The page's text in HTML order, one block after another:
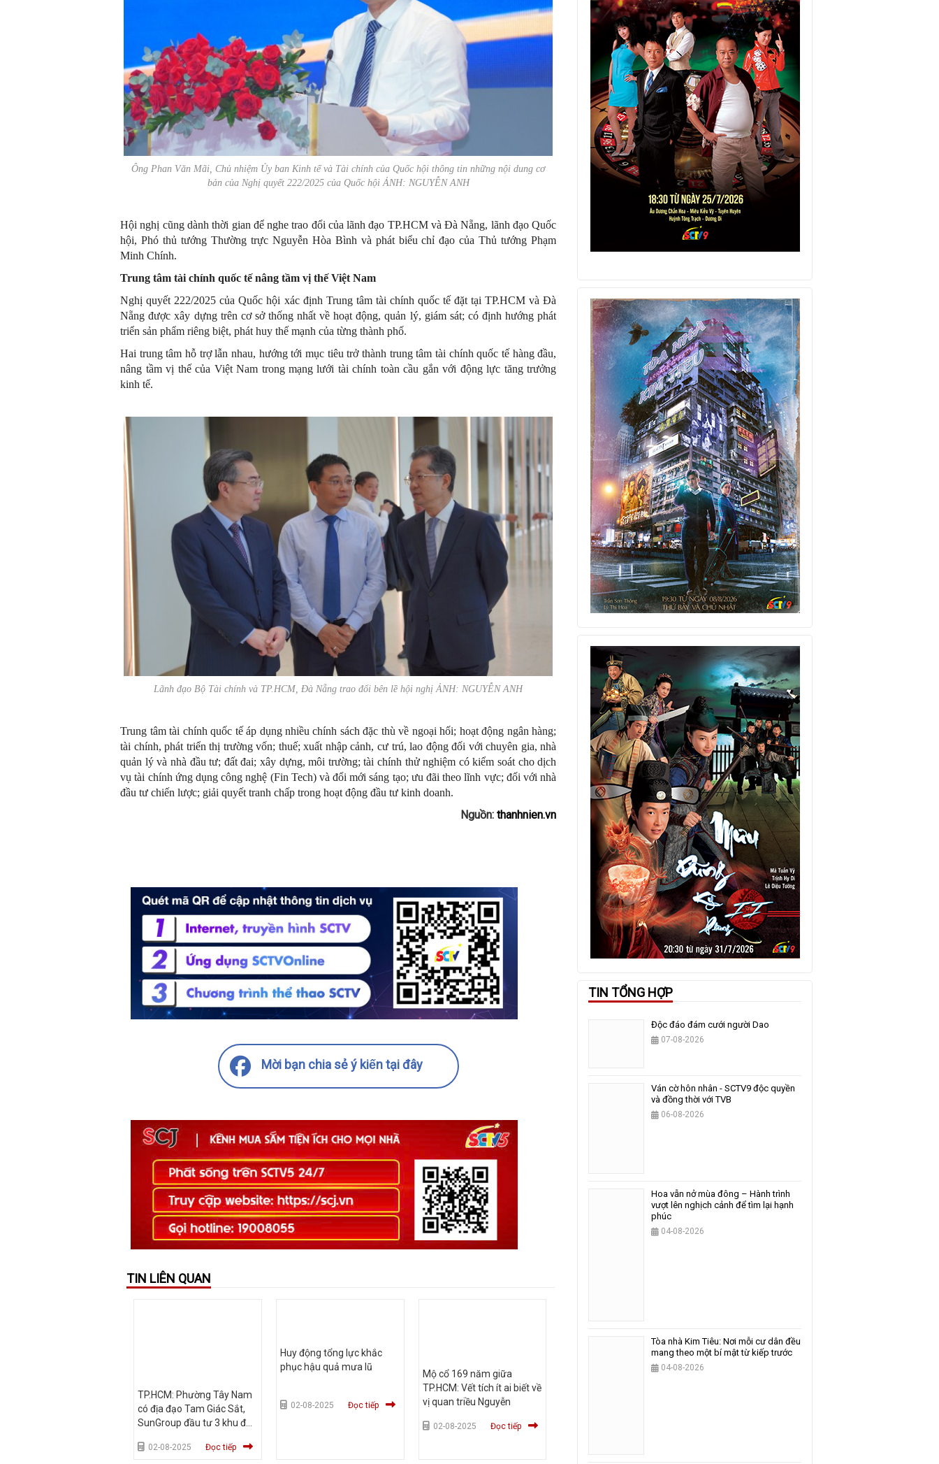
Ông Phan Văn Mãi, Chủ nhiệm Ủy ban Kinh tế và Tài chính của Quốc hội thông tin những nội dung cơ
bản của Nghị quyết 222/2025 của Quốc hội ẢNH: NGUYỄN ANH
Hội nghị cũng dành thời gian để nghe trao đổi của lãnh đạo TP.HCM và Đà Nẵng, lãnh đạo Quốc
hội, Phó thủ tướng Thường trực Nguyễn Hòa Bình và phát biểu chỉ đạo của Thủ tướng Phạm
Minh Chính.
Trung tâm tài chính quốc tế nâng tầm vị thế Việt Nam
Nghị quyết 222/2025 của Quốc hội xác định Trung tâm tài chính quốc tế đặt tại TP.HCM và Đà
Nẵng được xây dựng trên cơ sở thống nhất về hoạt động, quản lý, giám sát; có định hướng phát
triển sản phẩm riêng biệt, phát huy thế mạnh của từng thành phố.
Hai trung tâm hỗ trợ lẫn nhau, hướng tới mục tiêu trở thành trung tâm tài chính quốc tế hàng đầu,
nâng tầm vị thế của Việt Nam trong mạng lưới tài chính toàn cầu gắn với động lực tăng trưởng
kinh tế.
Lãnh đạo Bộ Tài chính và TP.HCM, Đà Nẵng trao đổi bên lề hội nghị ẢNH: NGUYỄN ANH
Trung tâm tài chính quốc tế áp dụng nhiều chính sách đặc thù về ngoại hối; hoạt động ngân hàng;
tài chính, phát triển thị trường vốn; thuế; xuất nhập cảnh, cư trú, lao động đối với chuyên gia, nhà
quản lý và nhà đầu tư; đất đai; xây dựng, môi trường; tài chính thử nghiệm có kiểm soát cho dịch
vụ tài chính ứng dụng công nghệ (Fin Tech) và đổi mới sáng tạo; ưu đãi theo lĩnh vực; đối với nhà
đầu tư chiến lược; giải quyết tranh chấp trong hoạt động đầu tư kinh doanh.
Nguồn:thanhnien.vn
Mời bạn chia sẻ ý kiến tại đây
TIN LIÊN QUAN
TP.HCM: Phường Tây Nam
có địa đạo Tam Giác Sắt,
SunGroup đầu tư 3 khu đô
02-08-2025 Đọc tiếp
Huy động tổng lực khắc
phục hậu quả mưa lũ
02-08-2025 Đọc tiếp
Mộ cổ 169 năm giữa
TP.HCM: Vết tích ít ai biết về
vị quan triều Nguyễn
02-08-2025 Đọc tiếp
TIN TỔNG HỢP
Độc đáo đám cưới người Dao
07-08-2026
Ván cờ hôn nhân - SCTV9 độc quyền
và đồng thời với TVB
06-08-2026
Hoa vẫn nở mùa đông – Hành trình
vượt lên nghịch cảnh để tìm lại hạnh
phúc
04-08-2026
Tòa nhà Kim Tiêu: Nơi mỗi cư dân đều
mang theo một bí mật từ kiếp trước
04-08-2026